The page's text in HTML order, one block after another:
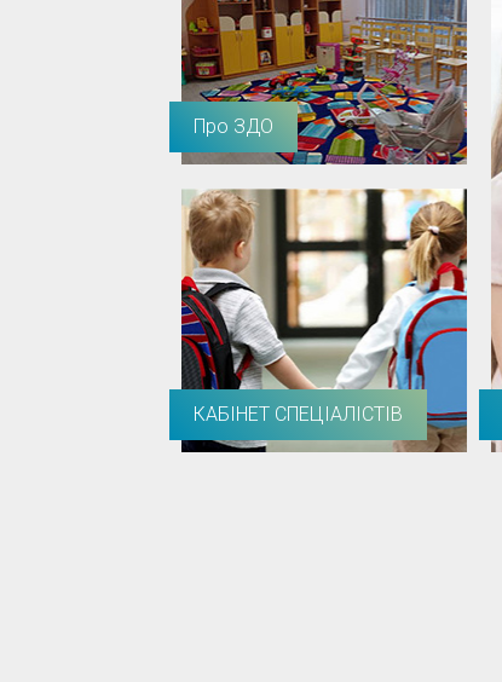
Про ЗДО
КАБІНЕТ СПЕЦІАЛІСТІВ